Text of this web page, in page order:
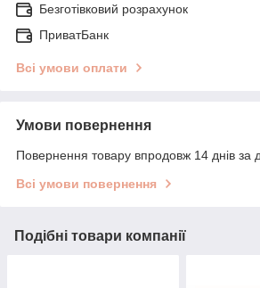
Безготівковий розрахунок
ПриватБанк
Всі умови оплати
Умови повернення
Повернення товару впродовж 14 днів за
Всі умови повернення
Подібні товари компанії